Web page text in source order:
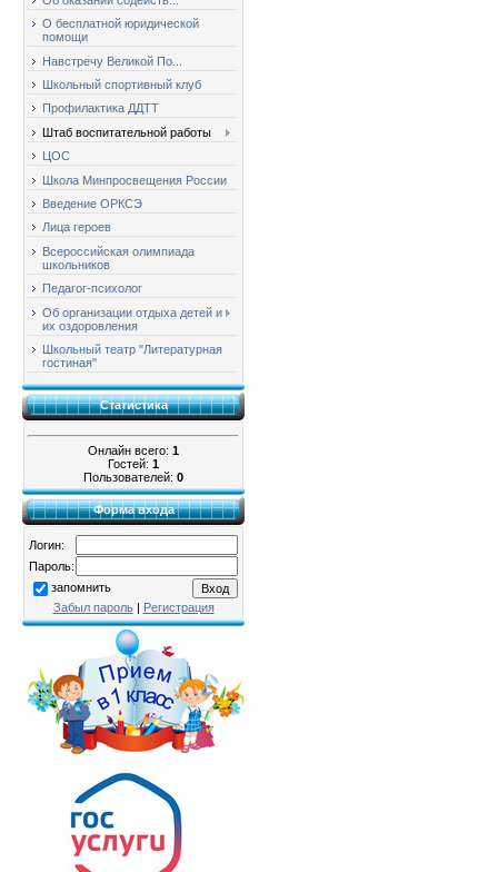
О бесплатной юридической
помощи
Навстречу Великой По...
Школьный спортивный клуб
Профилактика ДДТТ
Штаб воспитательной работы
ЦОС
Школа Минпросвещения России
Введение ОРКСЭ
Лица героев
Всероссийская олимпиада
школьников
Педагог-психолог
Об организации отдыха детей и
их оздоровления
Школьный театр "Литературная
гостиная"
Статистика
Онлайн всего: 1
Гостей: 1
Пользователей: 0
Форма входа
Логин:
Пароль:
запомнить
Забыл пароль| Регистрация